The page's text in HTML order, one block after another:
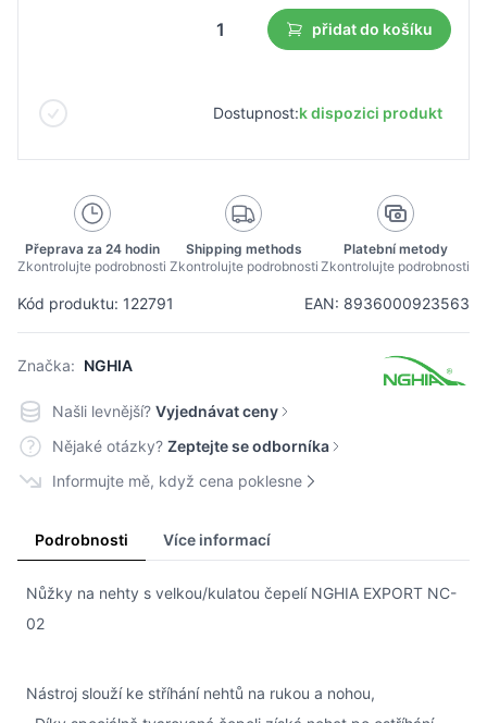
Kód produktu: 122791 EAN: 8936000923563
Značka: NGHIA
přidat do košíku
Dostupnost:k dispozici produkt
Přeprava za 24 hodin
Zkontrolujte podrobnosti
Shipping methods
Zkontrolujte podrobnosti
Platební metody
Zkontrolujte podrobnosti
Našli levnější? Vyjednávat ceny
Nějaké otázky? Zeptejte se odborníka
Informujte mě, když cena poklesne
Podrobnosti Více informací
Nůžky na nehty s velkou/kulatou čepelí NGHIA EXPORT NC-
02
Nástroj slouží ke stříhání nehtů na rukou a nohou,